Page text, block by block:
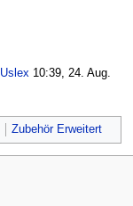
Uslex 10:39, 24. Aug.
Zubehör Erweitert